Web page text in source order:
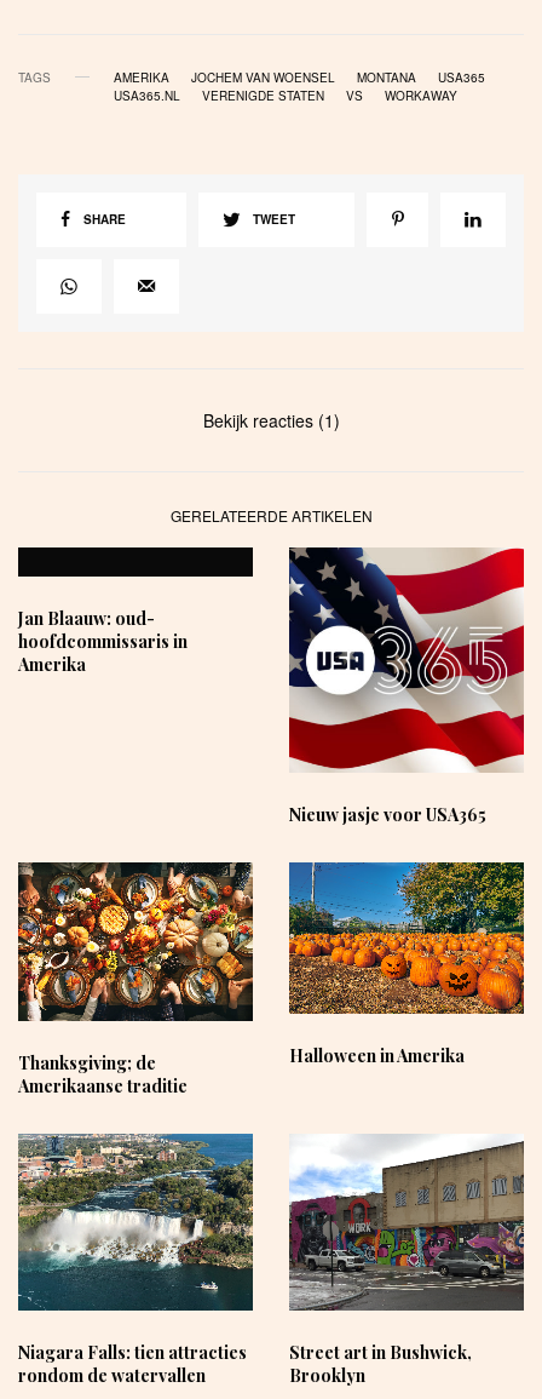
TAGS AMERIKA JOCHEM VAN WOENSEL MONTANA
USA365
USA365.NL
VERENIGDE STATEN VS WORKAWAY
SHARE TWEET
Bekijk reacties (1)
GERELATEERDE ARTIKELEN
Jan Blaauw: oud-
hoofdcommissaris in
Amerika
Nieuw jasje voor USA365
Thanksgiving; de
Amerikaanse traditie
Halloween in Amerika
Niagara Falls: tien attracties
rondom de watervallen
Street art in Bushwick,
Brooklyn